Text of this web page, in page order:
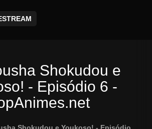
Shokudou e
- Episódio 6 -